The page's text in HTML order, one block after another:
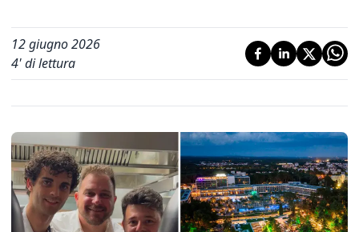
12 giugno 2026
4' di lettura